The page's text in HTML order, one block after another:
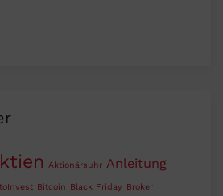
Aktionärsuhr Anleitung
Bitcoin Black Friday Broker